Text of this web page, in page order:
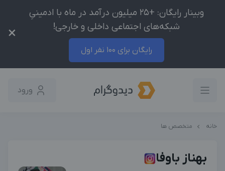
وبینار رایگان: +25 میلیون درآمد در ماه با ادمینیِ
شبکه‌های اجتماعی داخلی و خارجی!
رایگان برای 100 نفر اول
×
ورود
خانه متخصص ها
بهناز باوفا